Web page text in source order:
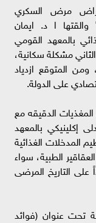
مرض السكري
ا د. ايمان
بالمعهد القومي
مشكلة سكانية،
ومن المتوقع ازدياد
الدقيقه مع
إكلينيكي بالمعهد
المدخلات الغذائية
الطبية، سواء
على التاريخ المرضى
تحت عنوان (فوائد